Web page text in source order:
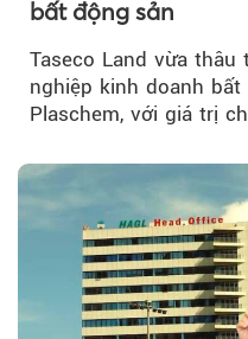
bất động sản
Taseco Land vừa
nghiệp kinh doanh
Plaschem, với giá trị